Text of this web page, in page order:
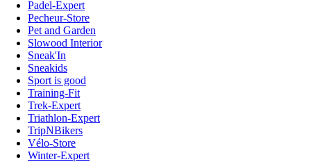
Padel-Expert
Pecheur-Store
Pet and Garden
Slowood Interior
Sneak'In
Sneakids
Sport is good
Training-Fit
Trek-Expert
Triathlon-Expert
TripNBikers
Vélo-Store
Winter-Expert